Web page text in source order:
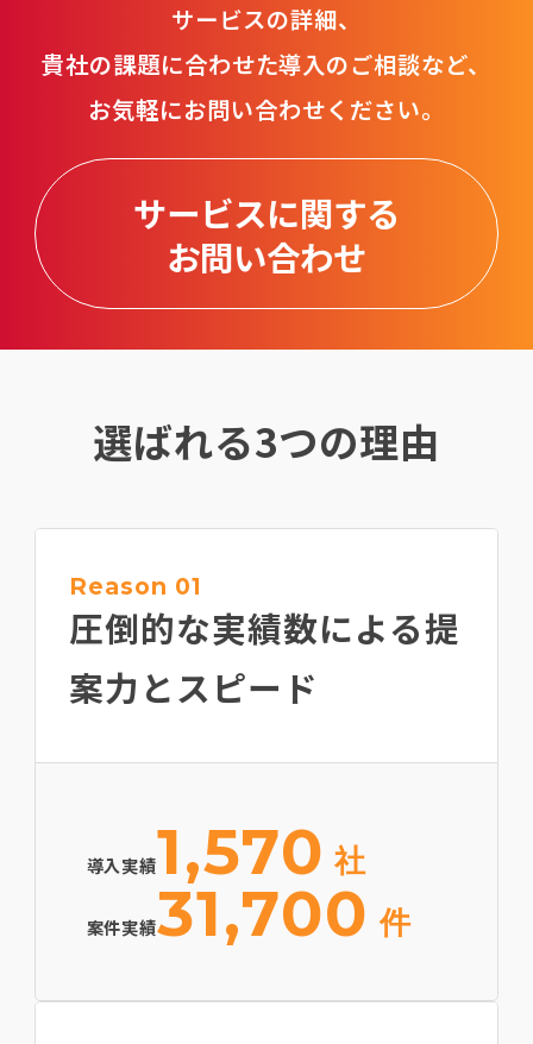
サービスの詳細、
貴社の課題に合わせた導入のご相談など、
お気軽にお問い合わせください。
サービスに関する
お問い合わせ
選ばれる3つの理由
Reason 01
圧倒的な実績数による提
案力とスピード
導入実績1,570 社
案件実績31,700 件